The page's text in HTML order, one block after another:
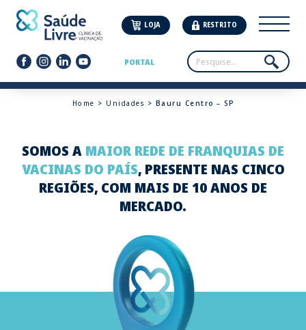
LOJA RESTRITO
PORTAL
Home > Unidades > Bauru Centro – SP
SOMOS A MAIOR REDE DE FRANQUIAS DE
VACINAS DO PAÍS, PRESENTE NAS CINCO
REGIÕES, COM MAIS DE 10 ANOS DE
MERCADO.